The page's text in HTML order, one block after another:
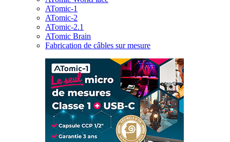
ATomic-1
ATomic-2
ATomic-2.1
ATomic Brain
Fabrication de câbles sur mesure